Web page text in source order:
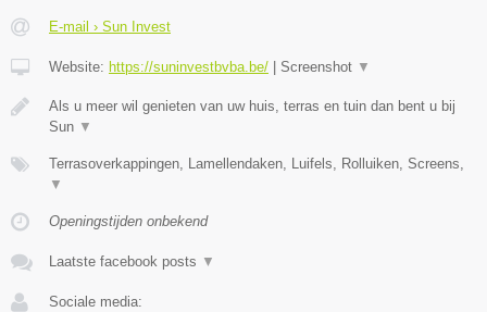
E-mail › Sun Invest
Website: https://suninvestbvba.be/ Screenshot ▼
Als u meer wil genieten van uw huis, terras en tuin dan bent u bij
Sun ▼
Terrasoverkappingen, Lamellendaken, Luifels, Rolluiken, Screens,
▼
Openingstijden onbekend
Laatste facebook posts ▼
Sociale media: